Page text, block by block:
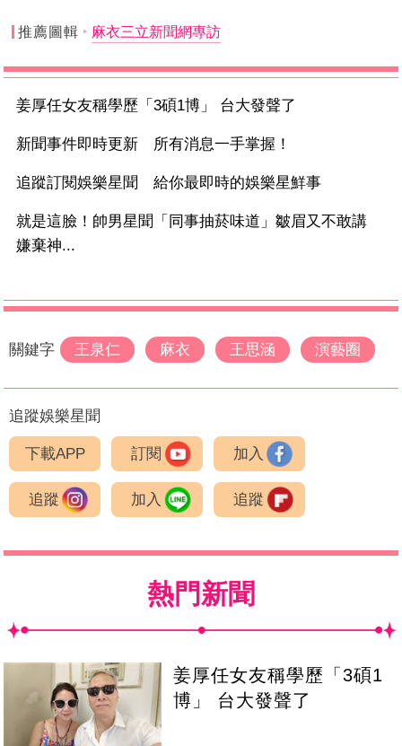
推薦圖輯 麻衣三立新聞網專訪
姜厚任女友稱學歷「3碩1博」 台大發聲了
新聞事件即時更新 所有消息一手掌握！
追蹤訂閱娛樂星聞 給你最即時的娛樂星鮮事
就是這臉！帥男星聞「同事抽菸味道」皺眉又不敢講
嫌棄神...
關鍵字 王泉仁 麻衣 王思涵 演藝圈
追蹤娛樂星聞
下載APP 訂閱 加入
追蹤 加入 追蹤
熱門新聞
姜厚任女友稱學歷「3碩1
博」 台大發聲了